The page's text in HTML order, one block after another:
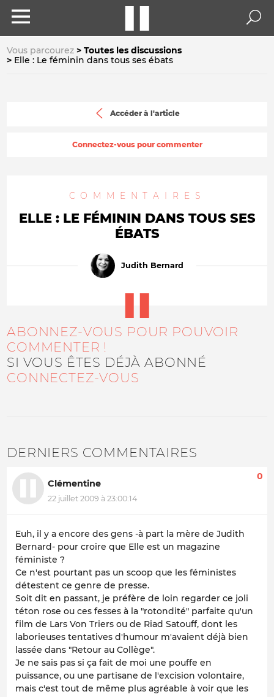
Vous parcourez
Toutes les discussions
Elle : Le féminin dans tous ses ébats
Accéder à l'article
Connectez-vous pour commenter
COMMENTAIRES
ELLE : LE FÉMININ DANS TOUS SES
ÉBATS
Judith Bernard
ABONNEZ-VOUS POUR POUVOIR
COMMENTER !
SI VOUS ÊTES DÉJÀ ABONNÉ
CONNECTEZ-VOUS
DERNIERS COMMENTAIRES
Clémentine
22 juillet 2009 à 23:00:14
0
Euh, il y a encore des gens -à part la mère de Judith
Bernard- pour croire que Elle est un magazine
féministe ?
Ce n'est pourtant pas un scoop que les féministes
détestent ce genre de presse.
Soit dit en passant, je préfère de loin regarder ce joli
téton rose ou ces fesses à la "rotondité" parfaite qu'un
film de Lars Von Triers ou de Riad Satouff, dont les
laborieuses tentatives d'humour m'avaient déjà bien
lassée dans "Retour au Collège".
Je ne sais pas si ça fait de moi une pouffe en
puissance, ou une partisane de l'excision volontaire,
mais c'est tout de même plus agréable à voir que les